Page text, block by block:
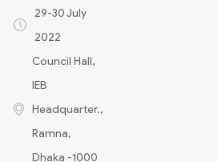
29-30 July
2022
Council Hall,
IEB
Headquarter.,
Ramna,
Dhaka -1000